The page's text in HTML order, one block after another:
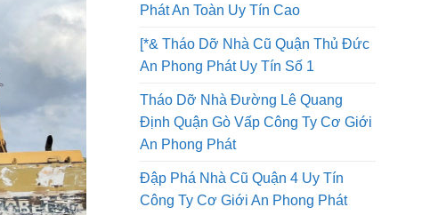
9 Nguyễn Văn Luông TP HCM
Tháo Dỡ Nhà Cũ Quận 7 An Phong
Phát An Toàn Uy Tín Cao
[*& Tháo Dỡ Nhà Cũ Quận Thủ Đức
An Phong Phát Uy Tín Số 1
Tháo Dỡ Nhà Đường Lê Quang
Định Quận Gò Vấp Công Ty Cơ Giới
An Phong Phát